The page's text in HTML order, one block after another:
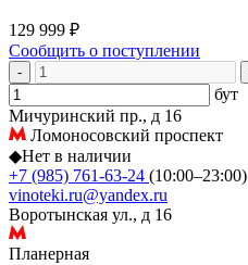
129 999 ₽
Сообщить о поступлении
-
бут
Мичуринский пр., д 16
Ломоносовский проспект
◆Нет в наличии
+7 (985) 761-63-24 (10:00–23:00)
vinoteki.ru@yandex.ru
Воротынская ул., д 16
Планерная